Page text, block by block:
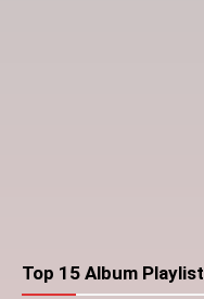
Top 15 Album Playlist